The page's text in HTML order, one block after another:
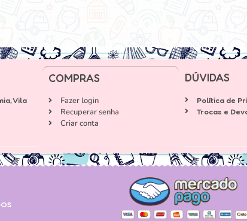
Vila
COMPRAS
Fazer login
Recuperar senha
Criar conta
DÚVIDAS
Política de
Trocas e